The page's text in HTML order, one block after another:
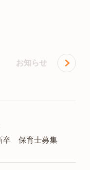
お知らせ 採用
卒 保育士募集